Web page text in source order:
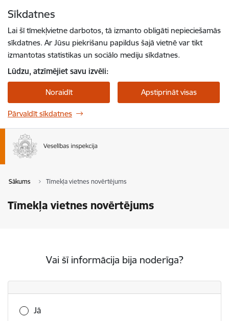
Sīkdatnes
Lai šī tīmekļvietne darbotos, tā izmanto obligāti nepieciešamās
sīkdatnes. Ar Jūsu piekrišanu papildus šajā vietnē var tikt
izmantotas statistikas un sociālo mediju sīkdatnes.
Lūdzu, atzīmējiet savu izvēli:
Noraidīt Apstiprināt visas
Pārvaldīt sīkdatnes
Sākums Tīmekļa vietnes novērtējums
Tīmekļa vietnes novērtējums
Vai šī informācija bija noderīga?
Vai šī informācija bija noderīga?
Jā